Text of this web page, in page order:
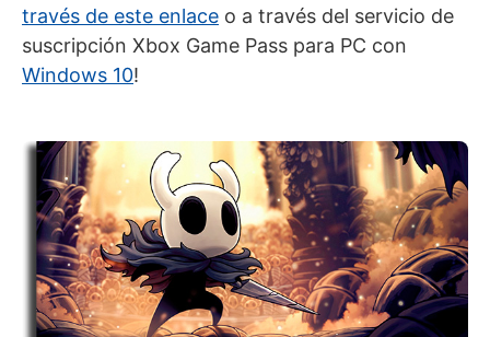
través de este enlace o a través del servicio de
suscripción Xbox Game Pass para PC con
Windows 10!